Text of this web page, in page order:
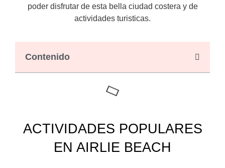
poder disfrutar de esta bella ciudad costera y de
actividades turisticas.
Contenido
ACTIVIDADES POPULARES
EN AIRLIE BEACH